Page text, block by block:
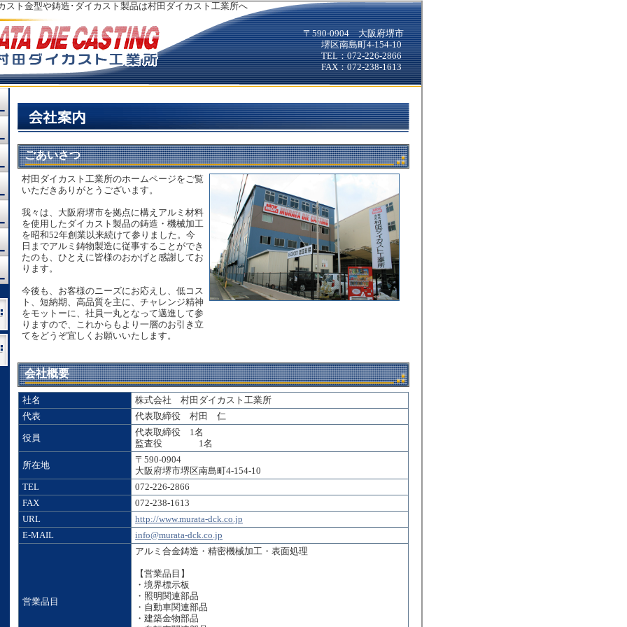
スト金型や鋳造･ダイカスト製品は村田ダイカスト工業所へ
〒590-0904 大阪府堺市
堺区南島町4-154-10
TEL：072-226-2866
FAX：072-238-1613
ごあいさつ
村田ダイカスト工業所のホームページをご覧
いただきありがとうございます。
我々は、大阪府堺市を拠点に構えアルミ材料
を使用したダイカスト製品の鋳造・機械加工
を昭和52年創業以来続けて参りました。今
日までアルミ鋳物製造に従事することができ
たのも、ひとえに皆様のおかげと感謝してお
ります。
今後も、お客様のニーズにお応えし、低コス
ト、短納期、高品質を主に、チャレンジ精神
をモットーに、社員一丸となって邁進して参
りますので、これからもより一層のお引き立
てをどうぞ宜しくお願いいたします。
会社概要
社名
株式会社 村田ダイカスト工業所
代表
代表取締役 村田 仁
役員
代表取締役 1名
監査役 1名
所在地
〒590-0904
大阪府堺市堺区南島町4-154-10
TEL
072-226-2866
FAX
072-238-1613
URL
http://www.murata-dck.co.jp
E-MAIL
info@murata-dck.co.jp
営業品目
アルミ合金鋳造・精密機械加工・表面処理
【営業品目】
・境界標示板
・照明関連部品
・自動車関連部品
・建築金物部品